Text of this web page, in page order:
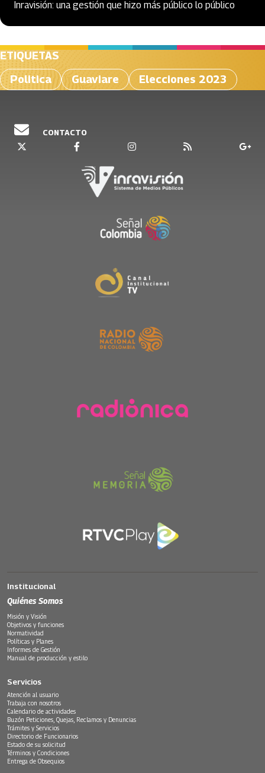
Inravisión: una gestión que hizo más público lo público
ETIQUETAS
Politica
Guaviare Elecciones 2023
CONTACTO
Institucional
Quiénes Somos
Misión y Visión
Objetivos y funciones
Normatividad
Políticas y Planes
Informes de Gestión
Manual de producción y estilo
Servicios
Atención al usuario
Trabaja con nosotros
Calendario de actividades
Buzón Peticiones, Quejas, Reclamos y Denuncias
Trámites y Servicios
Directorio de Funcionarios
Estado de su solicitud
Términos y Condiciones
Entrega de Obsequios